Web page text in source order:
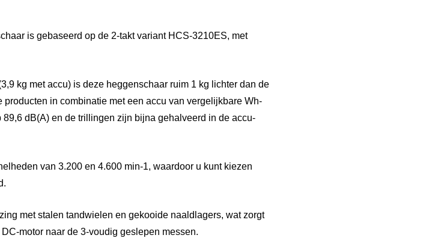
is gebaseerd op de 2-takt variant HCS-3210ES, met
kg met accu) is deze heggenschaar ruim 1 kg lichter dan de
in combinatie met een accu van vergelijkbare Wh-
dB(A) en de trillingen zijn bijna gehalveerd in de accu-
van 3.200 en 4.600 min-1, waardoor u kunt kiezen
met stalen tandwielen en gekooide naaldlagers, wat zorgt
motor naar de 3-voudig geslepen messen.